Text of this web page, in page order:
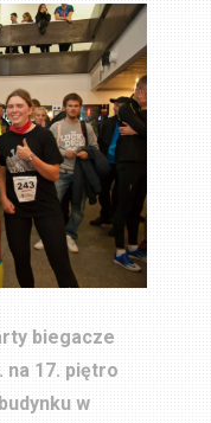
biegacze
na 17. piętro
w